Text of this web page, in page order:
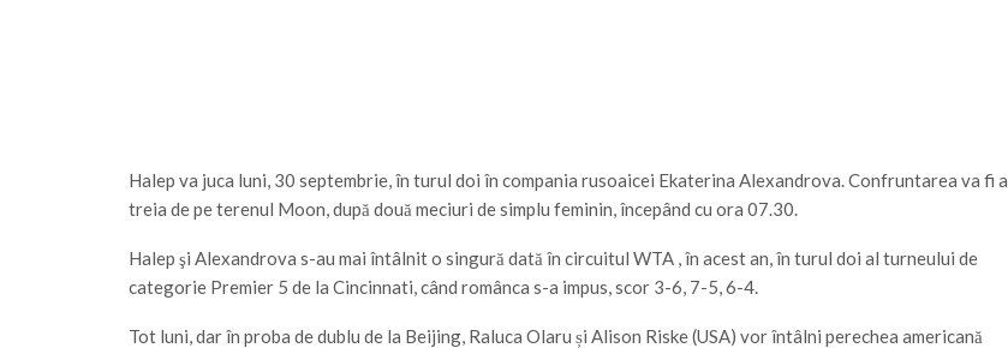
Halep va juca luni, 30 septembrie, în turul doi în compania rusoaicei Ekaterina Alexandrova.Confruntarea va fi a
treia de pe terenul Moon, după două meciuri de simplu feminin, începând cu ora 07.30.
Halep şi Alexandrova s-au mai întâlnit o singură dată în circuitul WTA , în acest an, în turul doi al turneului de
categorie Premier 5 de la Cincinnati, când românca s-a impus, scor 3-6, 7-5, 6-4.
Tot luni, dar în proba de dublu de la Beijing, Raluca Olaru și Alison Riske (USA) vor întâlni perechea americană